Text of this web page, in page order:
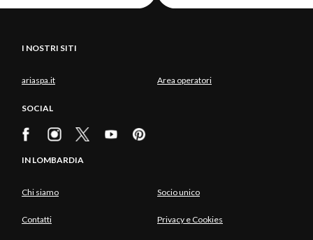
I NOSTRI SITI
ariaspa.it Area operatori
SOCIAL
IN LOMBARDIA
Chi siamo Socio unico
Contatti Privacy e Cookies